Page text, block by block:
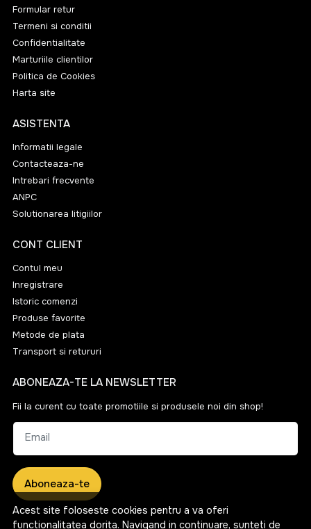
Acest site foloseste cookies pentru a va oferi
functionalitatea dorita. Navigand in continuare, sunteti de
Formular retur
Termeni si conditii
Confidentialitate
Marturiile clientilor
Politica de Cookies
Harta site
ASISTENTA
Informatii legale
Contacteaza-ne
Intrebari frecvente
ANPC
Solutionarea litigiilor
CONT CLIENT
Contul meu
Inregistrare
Istoric comenzi
Produse favorite
Metode de plata
Transport si retururi
ABONEAZA-TE LA NEWSLETTER
Fii la curent cu toate promotiile si produsele noi din shop!
Email
Aboneaza-te